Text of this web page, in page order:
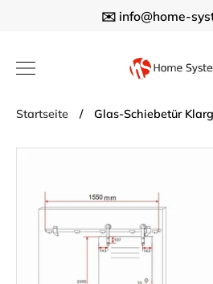
✉️ info@home-
Startseite / Glas-Schiebetür